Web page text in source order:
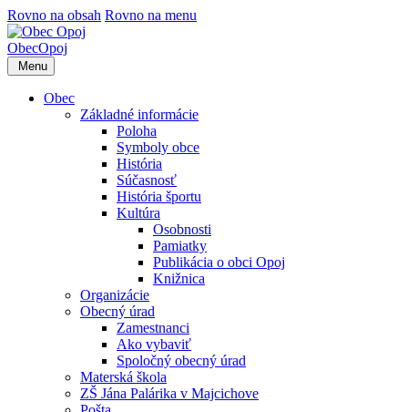
Rovno na obsah Rovno na menu
ObecOpoj
Menu
Obec
Základné informácie
Poloha
Symboly obce
História
Súčasnosť
História športu
Kultúra
Osobnosti
Pamiatky
Publikácia o obci Opoj
Knižnica
Organizácie
Obecný úrad
Zamestnanci
Ako vybaviť
Spoločný obecný úrad
Materská škola
ZŠ Jána Palárika v Majcichove